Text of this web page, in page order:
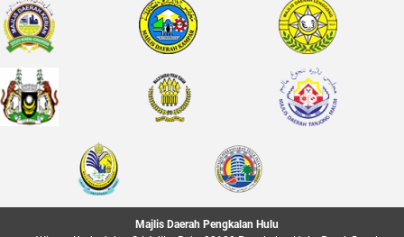
Majlis Daerah Pengkalan Hulu